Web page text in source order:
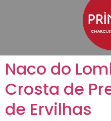
Naco do
Crosta de
de Ervilhas